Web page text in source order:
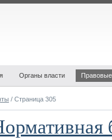
Органы власти
/ Страница 305